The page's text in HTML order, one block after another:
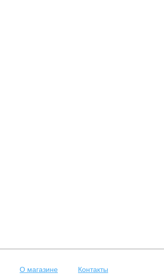
О магазине Контакты